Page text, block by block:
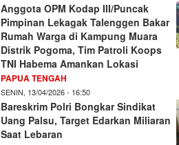
Anggota OPM Kodap III/Puncak
Pimpinan Lekagak Talenggen Bakar
Rumah Warga di Kampung Muara
Distrik Pogoma, Tim Patroli Koops
TNI Habema Amankan Lokasi
PAPUA TENGAH
SENIN, 13/04/2026 - 16:50
Bareskrim Polri Bongkar Sindikat
Uang Palsu, Target Edarkan Miliaran
Saat Lebaran